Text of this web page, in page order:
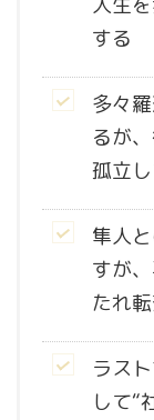
する
多々
るが
孤立
隼人
すが
たれ
ラス
して“